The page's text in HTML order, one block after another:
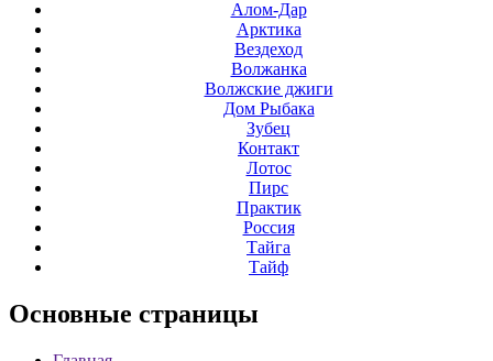
Алом-Дар
Арктика
Вездеход
Волжанка
Волжские джиги
Дом Рыбака
Зубец
Контакт
Лотос
Пирс
Практик
Россия
Тайга
Тайф
Основные страницы